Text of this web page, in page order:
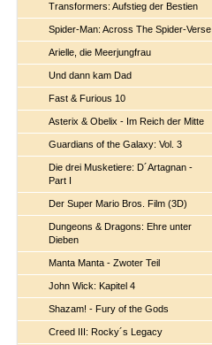
Transformers: Aufstieg der Bestien
Spider-Man: Across The Spider-Verse
Arielle, die Meerjungfrau
Und dann kam Dad
Fast & Furious 10
Asterix & Obelix - Im Reich der Mitte
Guardians of the Galaxy: Vol. 3
Die drei Musketiere: D´Artagnan -
Part I
Der Super Mario Bros. Film (3D)
Dungeons & Dragons: Ehre unter
Dieben
Manta Manta - Zwoter Teil
John Wick: Kapitel 4
Shazam! - Fury of the Gods
Creed III: Rocky´s Legacy